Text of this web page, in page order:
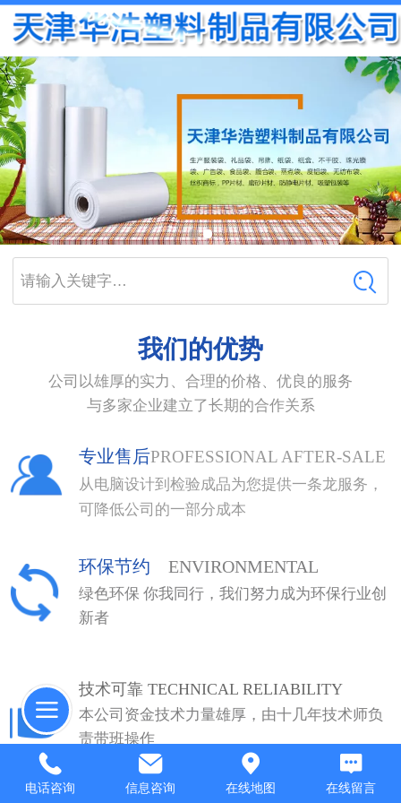
请输入关键字…
我们的优势
公司以雄厚的实力、合理的价格、优良的服务
与多家企业建立了长期的合作关系
专业售后PROFESSIONAL AFTER-SALE
从电脑设计到检验成品为您提供一条龙服务，
可降低公司的一部分成本
环保节约 ENVIRONMENTAL
绿色环保 你我同行，我们努力成为环保行业创
新者
技术可靠 TECHNICAL RELIABILITY
本公司资金技术力量雄厚，由十几年技术师负
责带班操作
电话咨询 信息咨询 在线地图 在线留言